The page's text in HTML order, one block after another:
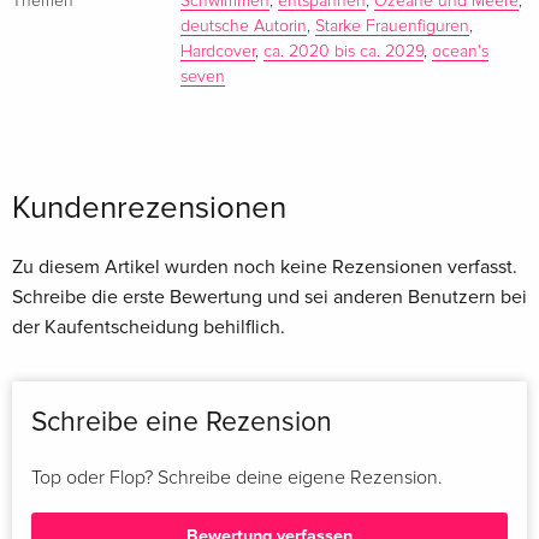
nachhallt, sprachgewaltig und zutiefst bewegend.
Über den Autor / die Autorin
geht. Sie arbeitet als freiberufliche Journalistin und Autorin
Zusammenfassung
Ein fesselnder Roman über Schmerz, Zorn und Hoffnung –
Bootsunglück verliert, scheint auch ihr Lebensmut zu
sterben. Nur im Wasser spürt die leidenschaftliche
deutsche Autorin, Starke Frauenfiguren,
Hardcover, ca. 2020 bis ca. 2029, ocean's
seven
Kundenrezensionen
Zu diesem Artikel wurden noch keine Rezensionen verfasst.
Schreibe die erste Bewertung und sei anderen Benutzern bei
der Kaufentscheidung behilflich.
Schreibe eine Rezension
Top oder Flop? Schreibe deine eigene Rezension.